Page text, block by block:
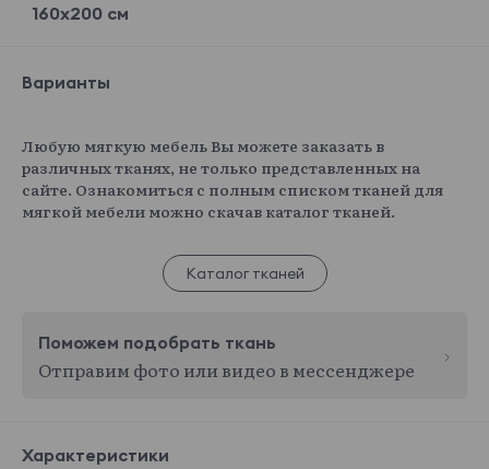
160x200 см
Варианты
Любую мягкую мебель Вы можете заказать в
различных тканях, не только представленных на
сайте. Ознакомиться с полным списком тканей для
мягкой мебели можно скачав каталог тканей.
Каталог тканей
Поможем подобрать ткань
Отправим фото или видео в мессенджере
Характеристики